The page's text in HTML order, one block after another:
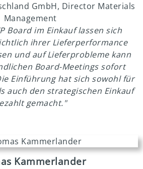
GmbH, Director Materials
Management
Board im Einkauf lassen sich
ihrer Lieferperformance
und auf Lieferprobleme kann
Board-Meetings sofort
Einführung hat sich sowohl für
auch den strategischen Einkauf
gemacht."
Kammerlander